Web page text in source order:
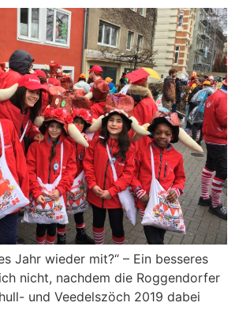
Jahr wieder mit?“ – Ein besseres
nicht, nachdem die Roggendorfer
und Veedelszöch 2019 dabei